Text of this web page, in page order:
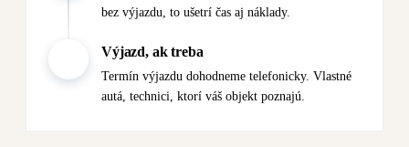
bez výjazdu, to ušetrí čas aj náklady.
Výjazd, ak treba
Termín výjazdu dohodneme telefonicky. Vlastné
autá, technici, ktorí váš objekt poznajú.